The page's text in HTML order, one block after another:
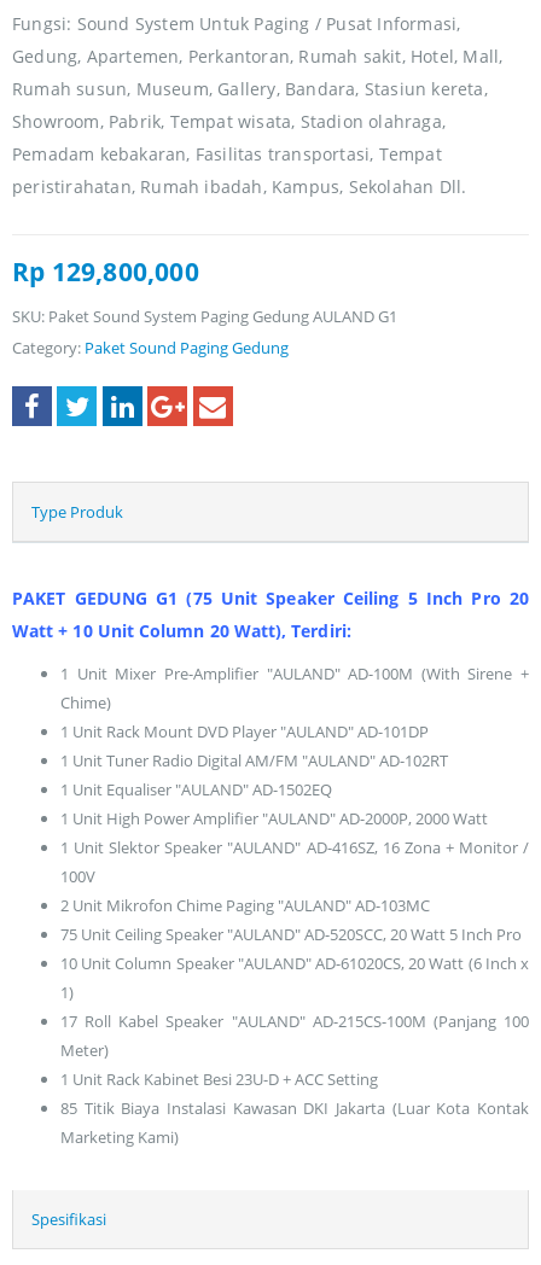
Fungsi: Sound System Untuk Paging / Pusat Informasi,
Gedung, Apartemen, Perkantoran, Rumah sakit, Hotel, Mall,
Rumah susun, Museum, Gallery, Bandara, Stasiun kereta,
Showroom, Pabrik, Tempat wisata, Stadion olahraga,
Pemadam kebakaran, Fasilitas transportasi, Tempat
peristirahatan, Rumah ibadah, Kampus, Sekolahan Dll.
Rp 129,800,000
SKU: Paket Sound System Paging Gedung AULAND G1
Category: Paket Sound Paging Gedung
Type Produk
PAKET GEDUNG G1 (75 Unit Speaker Ceiling 5 Inch Pro 20
Watt + 10 Unit Column 20 Watt), Terdiri:
1 Unit Mixer Pre-Amplifier "AULAND" AD-100M (With Sirene +
Chime)
1 Unit Rack Mount DVD Player "AULAND" AD-101DP
1 Unit Tuner Radio Digital AM/FM "AULAND" AD-102RT
1 Unit Equaliser "AULAND" AD-1502EQ
1 Unit High Power Amplifier "AULAND" AD-2000P, 2000 Watt
1 Unit Slektor Speaker "AULAND" AD-416SZ, 16 Zona + Monitor /
100V
2 Unit Mikrofon Chime Paging "AULAND" AD-103MC
75 Unit Ceiling Speaker "AULAND" AD-520SCC, 20 Watt 5 Inch Pro
10 Unit Column Speaker "AULAND" AD-61020CS, 20 Watt (6 Inch x
1)
17 Roll Kabel Speaker "AULAND" AD-215CS-100M (Panjang 100
Meter)
1 Unit Rack Kabinet Besi 23U-D + ACC Setting
85 Titik Biaya Instalasi Kawasan DKI Jakarta (Luar Kota Kontak
Marketing Kami)
Spesifikasi